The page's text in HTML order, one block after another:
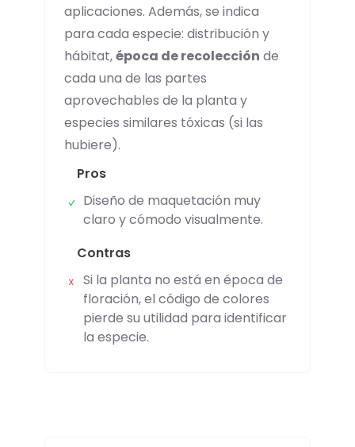
aplicaciones. Además, se indica
para cada especie: distribución y
hábitat,época de recolección de
cada una de las partes
aprovechables de la planta y
especies similares tóxicas (si las
hubiere).
Pros
Diseño de maquetación muy
claro y cómodo visualmente.
Contras
Si la planta no está en época de
floración, el código de colores
pierde su utilidad para identificar
la especie.